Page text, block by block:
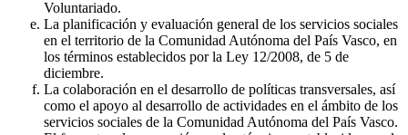
Voluntariado.
La planificación y evaluación general de los servicios sociales
en el territorio de la Comunidad Autónoma del País Vasco, en
los términos establecidos por la Ley 12/2008, de 5 de
diciembre.
La colaboración en el desarrollo de políticas transversales, así
como el apoyo al desarrollo de actividades en el ámbito de los
servicios sociales de la Comunidad Autónoma del País Vasco.